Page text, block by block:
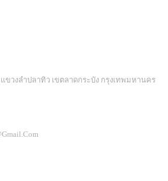
ขวงลำปลาทิว เขตลาดกระบัง กรุงเทพมหานคร